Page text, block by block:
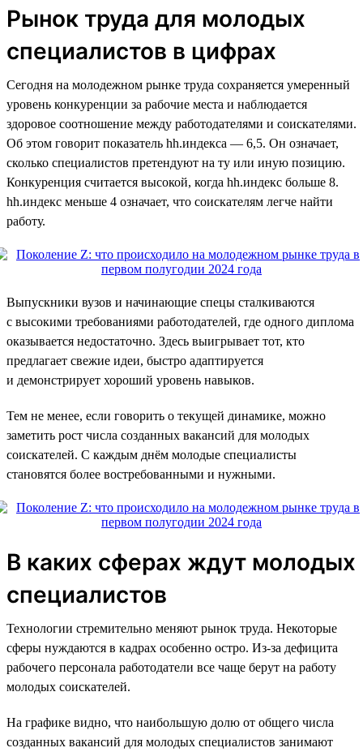
Рынок труда для молодых
специалистов в цифрах
Сегодня на молодежном рынке труда сохраняется умеренный
уровень конкуренции за рабочие места и наблюдается
здоровое соотношение между работодателями и соискателями.
Об этом говорит показатель hh.индекса — 6,5. Он означает,
сколько специалистов претендуют на ту или иную позицию.
Конкуренция считается высокой, когда hh.индекс больше 8.
hh.индекс меньше 4 означает, что соискателям легче найти
работу.
Выпускники вузов и начинающие спецы сталкиваются
с высокими требованиями работодателей, где одного диплома
оказывается недостаточно. Здесь выигрывает тот, кто
предлагает свежие идеи, быстро адаптируется
и демонстрирует хороший уровень навыков.
Тем не менее, если говорить о текущей динамике, можно
заметить рост числа созданных вакансий для молодых
соискателей. С каждым днём молодые специалисты
становятся более востребованными и нужными.
В каких сферах ждут молодых
специалистов
Технологии стремительно меняют рынок труда. Некоторые
сферы нуждаются в кадрах особенно остро. Из-за дефицита
рабочего персонала работодатели все чаще берут на работу
молодых соискателей.
На графике видно, что наибольшую долю от общего числа
созданных вакансий для молодых специалистов занимают